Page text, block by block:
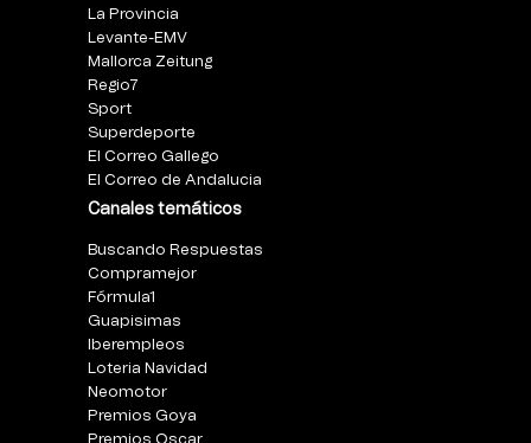
La Provincia
Levante-EMV
Mallorca Zeitung
Regio7
Sport
Superdeporte
El Correo Gallego
El Correo de Andalucia
Canales temáticos
Buscando Respuestas
Compramejor
Fórmula1
Guapisimas
Iberempleos
Loteria Navidad
Neomotor
Premios Goya